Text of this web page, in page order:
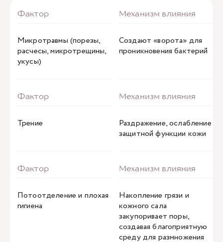
Микротравмы (порезы,
расчесы, микротрещины,
укусы)
Создают «ворота» для
проникновения бактерий
Трение
Раздражение, ослабление
защитной функции кожи
Потоотделение и плохая
гигиена
Накопление грязи и
кожного сала
закупоривает поры,
создавая благоприятную
среду для размножения